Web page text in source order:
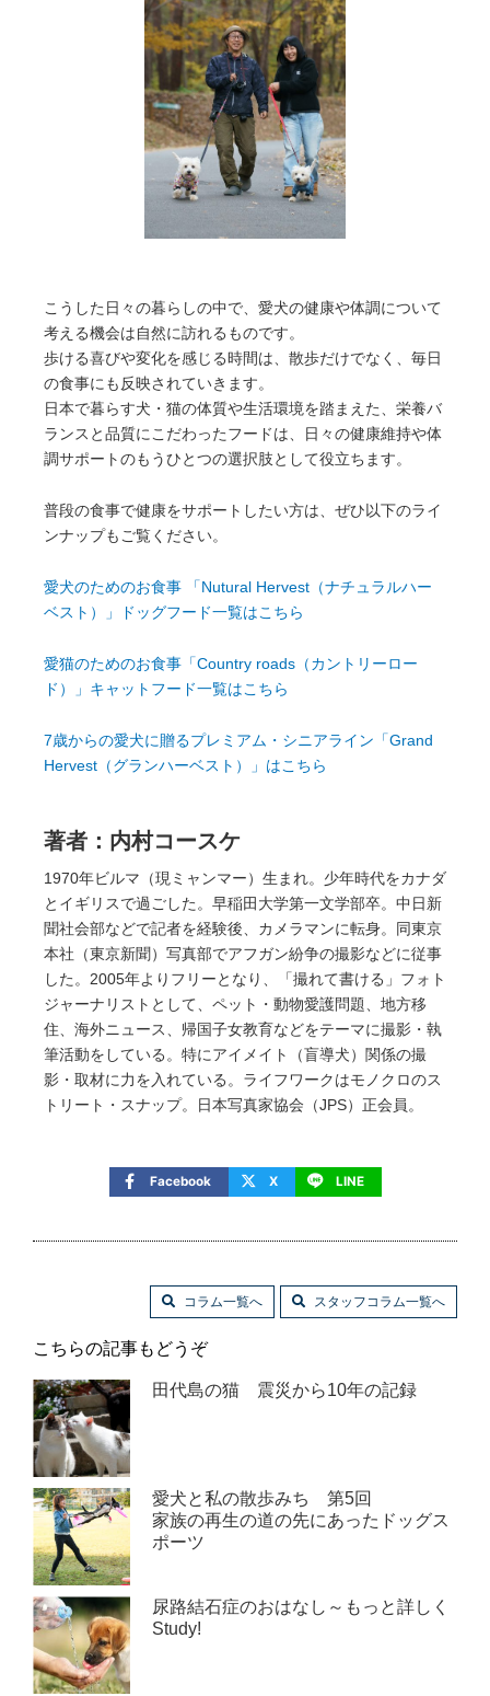
こうした日々の暮らしの中で、愛犬の健康や体調について
考える機会は自然に訪れるものです。
歩ける喜びや変化を感じる時間は、散歩だけでなく、毎日
の食事にも反映されていきます。
日本で暮らす犬・猫の体質や生活環境を踏まえた、栄養バ
ランスと品質にこだわったフードは、日々の健康維持や体
調サポートのもうひとつの選択肢として役立ちます。
普段の食事で健康をサポートしたい方は、ぜひ以下のライ
ンナップもご覧ください。
愛犬のためのお食事 「Nutural Hervest（ナチュラルハー
ベスト）」ドッグフード一覧はこちら
愛猫のためのお食事「Country roads（カントリーロー
ド）」キャットフード一覧はこちら
7歳からの愛犬に贈るプレミアム・シニアライン「Grand
Hervest（グランハーベスト）」はこちら
著者：内村コースケ
1970年ビルマ（現ミャンマー）生まれ。少年時代をカナダ
とイギリスで過ごした。早稲田大学第一文学部卒。中日新
聞社会部などで記者を経験後、カメラマンに転身。同東京
本社（東京新聞）写真部でアフガン紛争の撮影などに従事
した。2005年よりフリーとなり、「撮れて書ける」フォト
ジャーナリストとして、ペット・動物愛護問題、地方移
住、海外ニュース、帰国子女教育などをテーマに撮影・執
筆活動をしている。特にアイメイト（盲導犬）関係の撮
影・取材に力を入れている。ライフワークはモノクロのス
トリート・スナップ。日本写真家協会（JPS）正会員。
Facebook X LINE
コラム一覧へ スタッフコラム一覧へ
こちらの記事もどうぞ
田代島の猫 震災から10年の記録
愛犬と私の散歩みち 第5回
家族の再生の道の先にあったドッグス
ポーツ
尿路結石症のおはなし～もっと詳しく
Study!